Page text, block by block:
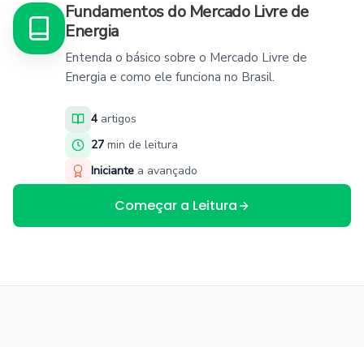
Fundamentos do Mercado Livre de
Energia
Entenda o básico sobre o Mercado Livre de
Energia e como ele funciona no Brasil.
4 artigos
27 min de leitura
Iniciante a avançado
Começar a Leitura